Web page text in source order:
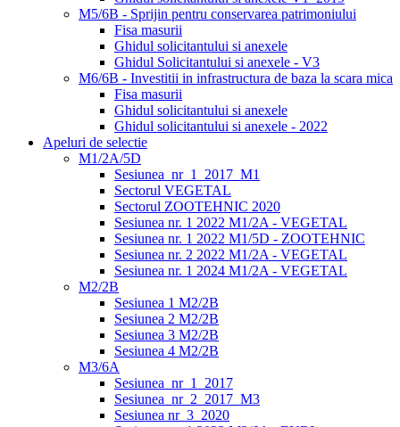
M5/6B - Sprijin pentru conservarea patrimoniului
Fisa masurii
Ghidul solicitantului si anexele
Ghidul Solicitantului si anexele - V3
M6/6B - Investitii in infrastructura de baza la scara mica
Fisa masurii
Ghidul solicitantului si anexele
Ghidul solicitantului si anexele - 2022
Apeluri de selectie
M1/2A/5D
Sesiunea_nr_1_2017_M1
Sectorul VEGETAL
Sectorul ZOOTEHNIC 2020
Sesiunea nr. 1 2022 M1/2A - VEGETAL
Sesiunea nr. 1 2022 M1/5D - ZOOTEHNIC
Sesiunea nr. 2 2022 M1/2A - VEGETAL
Sesiunea nr. 1 2024 M1/2A - VEGETAL
M2/2B
Sesiunea 1 M2/2B
Sesiunea 2 M2/2B
Sesiunea 3 M2/2B
Sesiunea 4 M2/2B
M3/6A
Sesiunea_nr_1_2017
Sesiunea_nr_2_2017_M3
Sesiunea nr_3_2020